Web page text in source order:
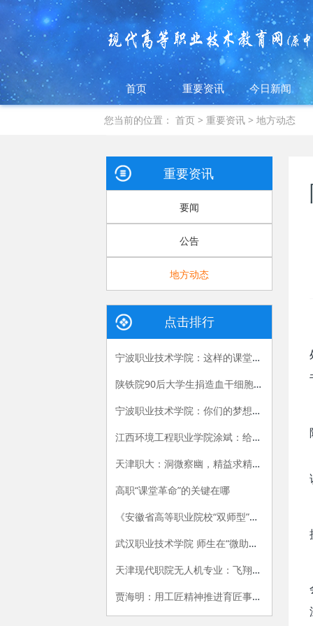
首页 重要资讯 今日新闻
您当前的位置：首页 >重要资讯 >地方动态
重要资讯
要闻
公告
地方动态
点击排行
宁波职业技术学院：这样的课堂，我们喜欢——有效课堂认证侧记
陕铁院90后大学生捐造血干细胞救人 生命接力跨越国界
宁波职业技术学院：你们的梦想我们的责任
江西环境工程职业学院涂斌：给自己布置的特殊作业
天津职大：洞微察幽，精益求精，严把视光人才出口关
高职“课堂革命”的关键在哪
《安徽省高等职业院校“双师型”教师认定办法（试行）》和《安徽省高等职业院校“双师型”教师认定标准（试行）》
武汉职业技术学院 师生在“微助教”平台上共享思政课的乐趣
天津现代职院无人机专业：飞翔，在我手中
贾海明：用工匠精神推进育匠事业创新发展